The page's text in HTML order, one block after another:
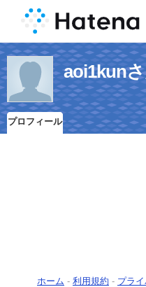
aoi1kun
プロフィール
ホーム - 利用規約 - プラ